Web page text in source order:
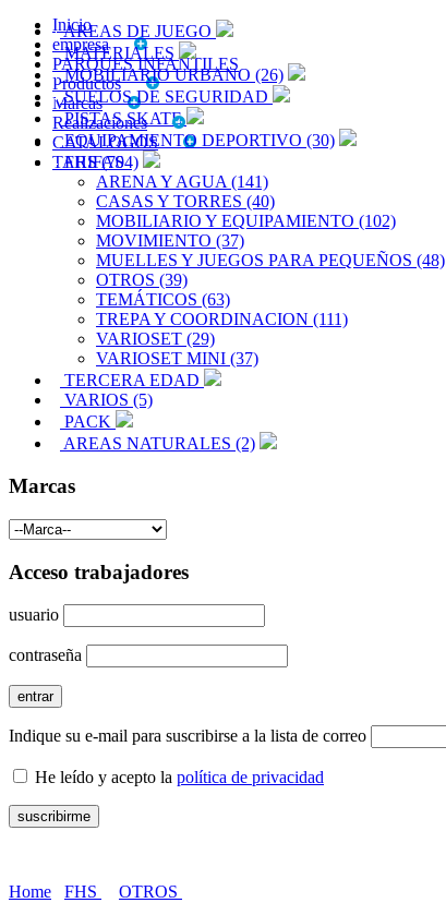
Inicio
empresa
PARQUES INFANTILES
Productos
Marcas
Realizaciones
CATALOGOS
TARIFAS
AREAS DE JUEGO
MATERIALES
MOBILIARIO URBANO (26)
SUELOS DE SEGURIDAD
PISTAS SKATE
EQUIPAMIENTO DEPORTIVO (30)
FHS (704)
ARENA Y AGUA (141)
CASAS Y TORRES (40)
MOBILIARIO Y EQUIPAMIENTO (102)
MOVIMIENTO (37)
MUELLES Y JUEGOS PARA PEQUEÑOS (48)
OTROS (39)
TEMÁTICOS (63)
TREPA Y COORDINACION (111)
VARIOSET (29)
VARIOSET MINI (37)
TERCERA EDAD
VARIOS (5)
PACK
AREAS NATURALES (2)
Marcas
Acceso trabajadores
usuario
contraseña
Indique su e-mail para suscribirse a la lista de correo
He leído y acepto la política de privacidad
Home FHS OTROS